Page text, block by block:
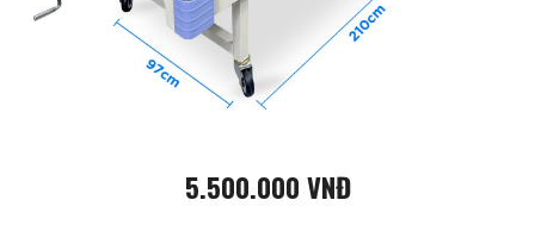
5.500.000 VNĐ